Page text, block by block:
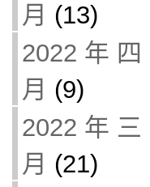
月 (13)
2022 年 四
月 (9)
2022 年 三
月 (21)